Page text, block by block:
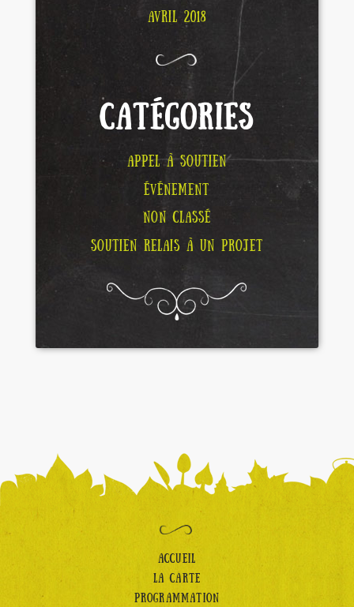
AVRIL 2018
CATÉGORIES
APPEL À SOUTIEN
ÉVÉNEMENT
NON CLASSÉ
SOUTIEN RELAIS À UN PROJET
ACCUEIL
LA CARTE
PROGRAMMATION